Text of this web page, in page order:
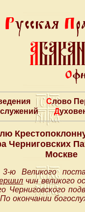
Слово
служений
Черниговских
Москве
Великого
чин великого
Черниговского
окончании